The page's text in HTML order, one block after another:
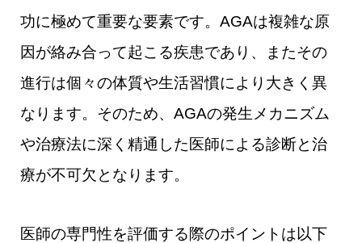
功に極めて重要な要素です。AGAは複雑な原
因が絡み合って起こる疾患であり、またその
進行は個々の体質や生活習慣により大きく異
なります。そのため、AGAの発生メカニズム
や治療法に深く精通した医師による診断と治
療が不可欠となります。
医師の専門性を評価する際のポイントは以下